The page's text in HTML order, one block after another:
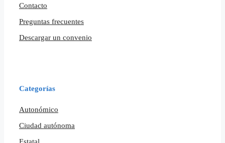
Contacto
Preguntas frecuentes
Descargar un convenio
Categorías
Autonómico
Ciudad autónoma